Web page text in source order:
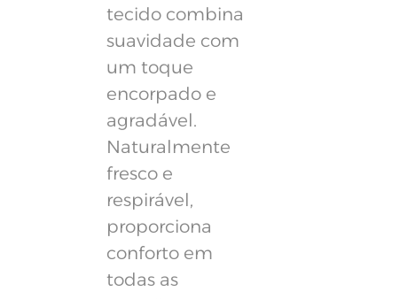
tecido combina
suavidade com
um toque
encorpado e
agradável.
Naturalmente
fresco e
respirável,
proporciona
conforto em
todas as